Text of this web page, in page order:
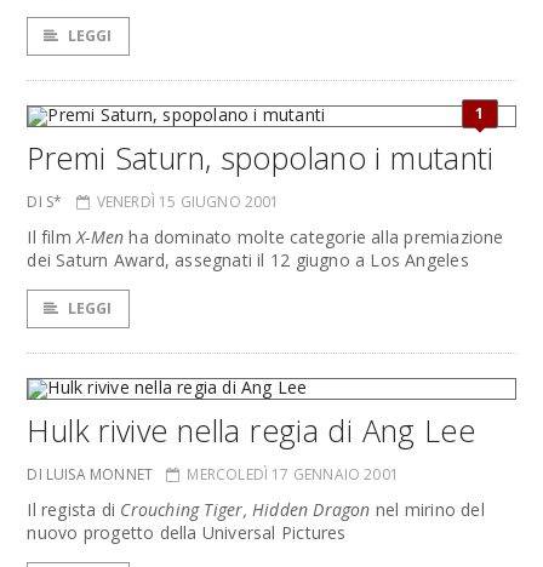
LEGGI
1
Premi Saturn, spopolano i mutanti
DI S* VENERDÌ 15 GIUGNO 2001
Il filmX-Men ha dominato molte categorie alla premiazione
dei Saturn Award, assegnati il 12 giugno a Los Angeles
LEGGI
Hulk rivive nella regia di Ang Lee
DI LUISA MONNET MERCOLEDÌ 17 GENNAIO 2001
Il regista di Crouching Tiger, Hidden Dragon nel mirino del
nuovo progetto della Universal Pictures